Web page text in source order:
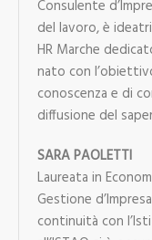
Consulente
del lavoro, è
HR Marche
nato con
conoscenza e di
diffusione del
SARA PAOLETTI
Laureata in
Gestione
continuità con